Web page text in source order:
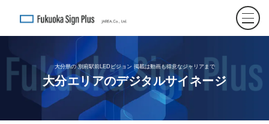
大分県の 別府駅前LEDビジョン 掲載は動画も得意なジャリアまで
大分エリアのデジタルサイネージ